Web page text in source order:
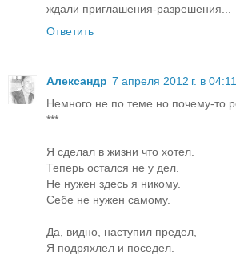
ждали приглашения-разрешения...
Ответить
Александр 7 апреля 2012 г. в 04:11
Немного не по теме но почему-то
***
Я сделал в жизни что хотел.
Теперь остался не у дел.
Не нужен здесь я никому.
Себе не нужен самому.
Да, видно, наступил предел,
Я подряхлел и поседел.